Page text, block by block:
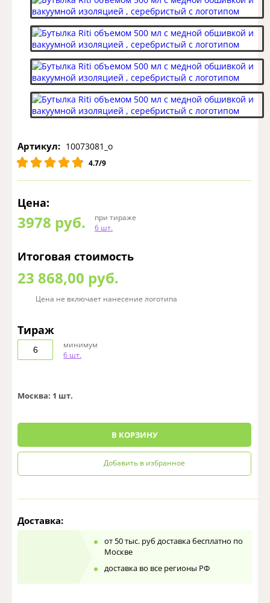
Артикул: 10073081_o
4.7/9
Цена:
3978 руб.
при тираже
6 шт.
Итоговая стоимость
23 868,00 руб.
Цена не включает нанесение логотипа
Тираж
минимум
6 шт.
Москва: 1 шт.
В КОРЗИНУ
Добавить в избранное
Доставка:
от 50 тыс. руб доставка бесплатно по
Москве
доставка во все регионы РФ